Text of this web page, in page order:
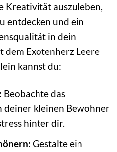
Kreativität auszuleben,
entdecken und ein
in dein
dem Exotenherz Leere
kannst du:
Beobachte das
deiner kleinen Bewohner
hinter dir.
Gestalte ein